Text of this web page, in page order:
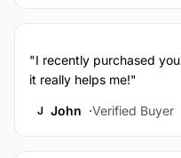
"I recently purchased
it really helps me!"
J John Verified Buyer